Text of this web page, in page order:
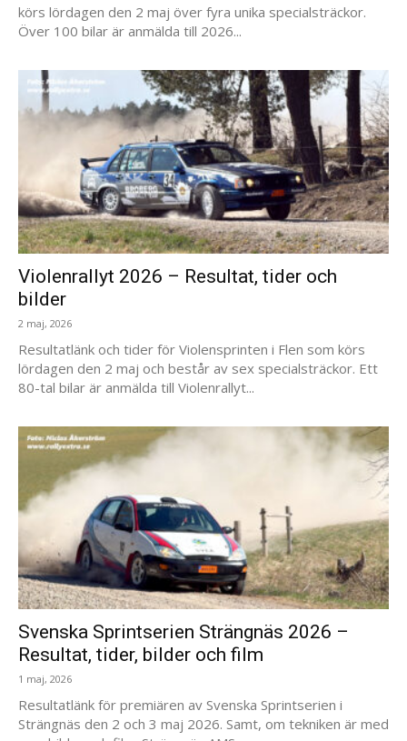
körs lördagen den 2 maj över fyra unika specialsträckor.
Över 100 bilar är anmälda till 2026...
Violenrallyt 2026 – Resultat, tider och
bilder
2 maj, 2026
Resultatlänk och tider för Violensprinten i Flen som körs
lördagen den 2 maj och består av sex specialsträckor. Ett
80-tal bilar är anmälda till Violenrallyt...
Svenska Sprintserien Strängnäs 2026 –
Resultat, tider, bilder och film
1 maj, 2026
Resultatlänk för premiären av Svenska Sprintserien i
Strängnäs den 2 och 3 maj 2026. Samt, om tekniken är med